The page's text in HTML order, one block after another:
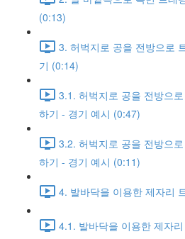
(0:13)
3. 허벅지로 공을 전방으로
기 (0:14)
3.1. 허벅지로 공을 전방으
하기 - 경기 예시 (0:47)
3.2. 허벅지로 공을 전방으
하기 - 경기 예시 (0:11)
4. 발바닥을 이용한 제자리
4.1. 발바닥을 이용한 제자